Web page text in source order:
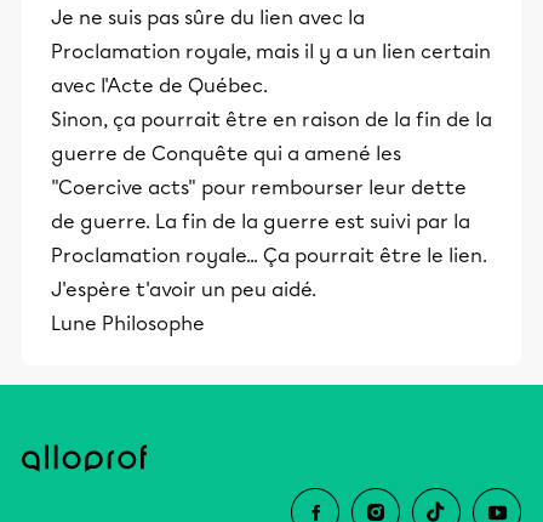
Je ne suis pas sûre du lien avec la
Proclamation royale, mais il y a un lien certain
avec l'Acte de Québec.
Sinon, ça pourrait être en raison de la fin de la
guerre de Conquête qui a amené les
"Coercive acts" pour rembourser leur dette
de guerre. La fin de la guerre est suivi par la
Proclamation royale... Ça pourrait être le lien.
J'espère t'avoir un peu aidé.
Lune Philosophe